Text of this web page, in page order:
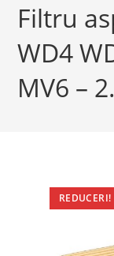
Filtru
WD4
MV6 –
REDUCERI!